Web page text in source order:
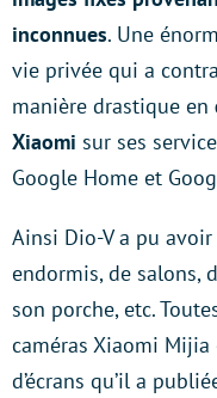
inconnues. Une
vie privée qui a
manière drastique en
Xiaomi sur ses
Google Home et
Ainsi Dio-V a pu
endormis, de salons,
son porche, etc.
caméras Xiaomi
d’écrans qu’il a